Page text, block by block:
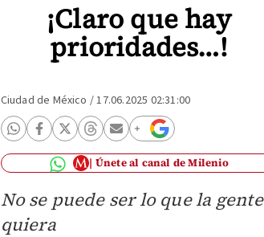
¡Claro que hay
prioridades…!
Ciudad de México /17.06.2025 02:31:00
Únete al canal de Milenio
No se puede ser lo que la gente
quiera